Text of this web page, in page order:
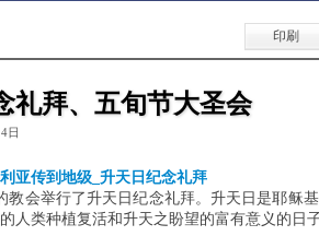
印刷
礼拜、五旬节大圣会
日
亚传到地级_升天日纪念礼拜
教会举行了升天日纪念礼拜。升天日是耶稣
人类种植复活和升天之盼望的富有意义的日子